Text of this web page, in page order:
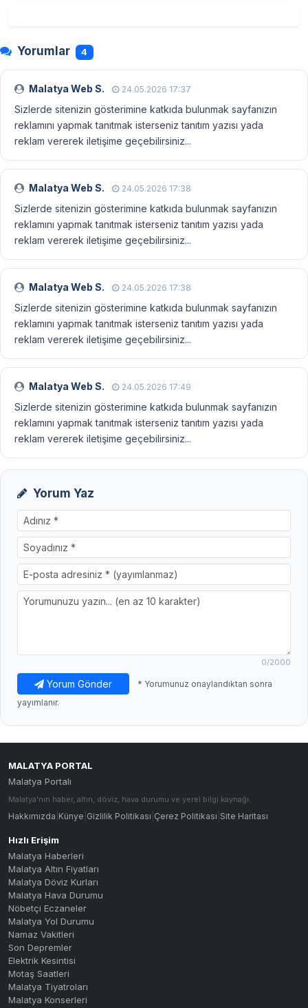
Yorumlar 4
Malatya Web S. 24.05.2026 17:37
Sizlerde sitenizin gösterimine katkıda bulunmak sayfanızın
reklamını yapmak tanıtmak isterseniz tanıtım yazısı yada
reklam vererek iletişime geçebilirsiniz...
Malatya Web S. 24.05.2026 17:38
Sizlerde sitenizin gösterimine katkıda bulunmak sayfanızın
reklamını yapmak tanıtmak isterseniz tanıtım yazısı yada
reklam vererek iletişime geçebilirsiniz...
Malatya Web S. 24.05.2026 17:38
Sizlerde sitenizin gösterimine katkıda bulunmak sayfanızın
reklamını yapmak tanıtmak isterseniz tanıtım yazısı yada
reklam vererek iletişime geçebilirsiniz...
Malatya Web S. 24.05.2026 17:49
Sizlerde sitenizin gösterimine katkıda bulunmak sayfanızın
reklamını yapmak tanıtmak isterseniz tanıtım yazısı yada
reklam vererek iletişime geçebilirsiniz...
Yorum Yaz
0/2000
Yorum Gönder
* Yorumunuz onaylandıktan sonra
yayımlanır.
MALATYA PORTAL
Malatya Portalı
Malatya'nın haber, altın, döviz, hava durumu ve yerel bilgi kaynağı.
Hakkımızda Künye Gizlilik Politikası Çerez Politikası Site Haritası
Hızlı Erişim
Malatya Haberleri
Malatya Altın Fiyatları
Malatya Döviz Kurları
Malatya Hava Durumu
Nöbetçi Eczaneler
Malatya Yol Durumu
Namaz Vakitleri
Son Depremler
Elektrik Kesintisi
Motaş Saatleri
Malatya Tiyatroları
Malatya Konserleri